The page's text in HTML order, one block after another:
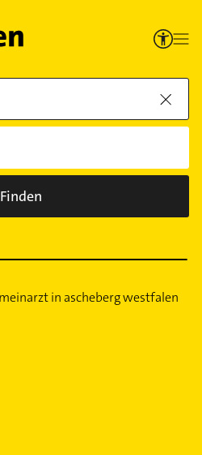
Finden